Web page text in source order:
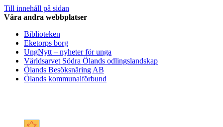
Till innehåll på sidan
Våra andra webbplatser
Biblioteken
Eketorps borg
UngNytt – nyheter för unga
Världsarvet Södra Ölands odlingslandskap
Ölands Besöksnäring AB
Ölands kommunalförbund